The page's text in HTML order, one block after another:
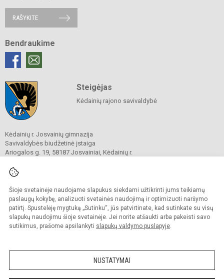
Šioje svetainėje naudojame slapukus siekdami užtikrinti jums teikiamų
paslaugų kokybę, analizuoti svetainės naudojimą ir optimizuoti naršymo
patirtį. Spustelėję mygtuką „Sutinku“, jūs patvirtinate, kad sutinkate su visų
slapukų naudojimu šioje svetainėje. Jei norite atšaukti arba pakeisti savo
sutikimus, prašome apsilankyti slapukų valdymo puslapyje.
NUSTATYMAI
RAŠYKITE
Bendraukime
Steigėjas
Kėdainių rajono savivaldybė
Kėdainių r. Josvainių gimnazija
Savivaldybės biudžetinė įstaiga
Ariogalos g. 19, 58187 Josvainiai, Kėdainių r.
El. p.
Duomenys kaupiami ir saugomi
Juridinių asmenų registre
Įmonės kodas 191018728
Kopijuoti turinį be raštiško gimnazijos sutikimo griežtai draudžiama.
Prieinamumo paraiška Slapukų valdymas